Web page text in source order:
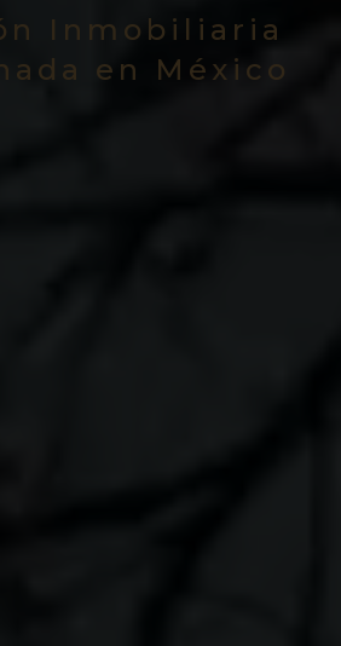
Inmobiliaria
en México